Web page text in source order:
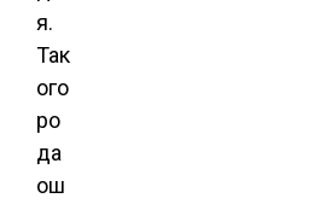
я.
Так
ого
ро
да
ош